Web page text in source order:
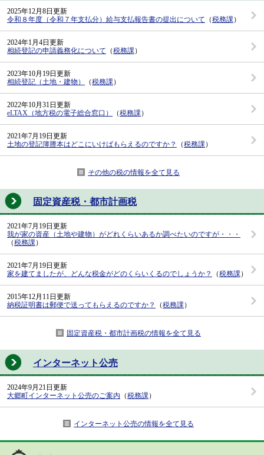
2025年12月8日更新
令和８年度（令和７年支払分）給与支払報告書の提出について （税務課 ）
2024年1月4日更新
相続登記の申請義務化について （税務課 ）
2023年10月19日更新
相続登記（土地・建物）
（税務課 ）
2022年10月31日更新
eLTAX（地方税の電子総合窓口）
（税務課 ）
2021年7月19日更新
土地の登記簿謄本はどこにいけばもらえるのですか？
（税務課 ）
その他の税の情報を全て見る
固定資産税・都市計画税
2021年7月19日更新
我が家の資産（土地や建物）がどれくらいあるか調べたいのですが・・・
（税務課）
2021年7月19日更新
家を建てましたが、どんな税金がどのくらいくるのでしょうか？
（税務課）
2015年12月11日更新
納税証明書は郵便で送ってもらえるのですか？
（税務課）
固定資産税・都市計画税の情報を全て見る
インターネット公売
2024年9月21日更新
大郷町インターネット公売のご案内 （税務課）
インターネット公売の情報を全て見る